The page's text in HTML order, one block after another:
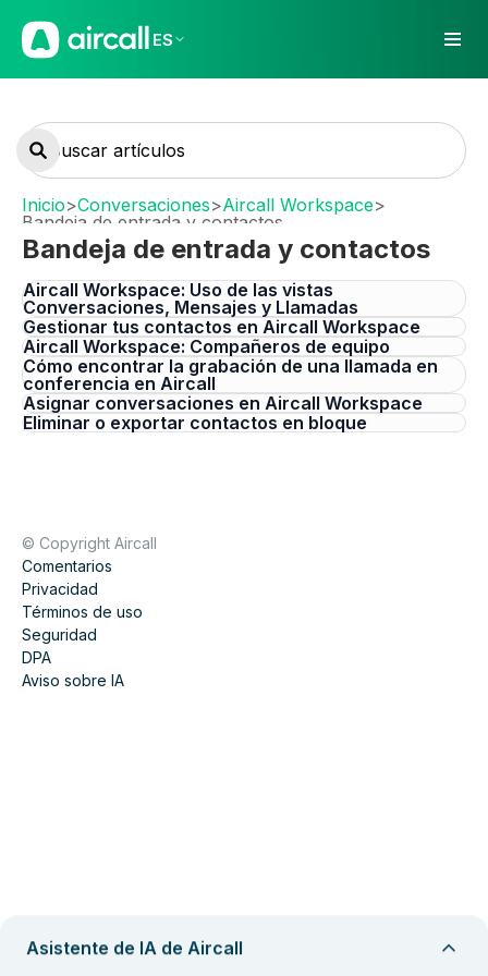
ES
Inicio>Conversaciones>Aircall Workspace>
Bandeja de entrada y contactos
Bandeja de entrada y contactos
Aircall Workspace: Uso de las vistas
Conversaciones, Mensajes y Llamadas
Gestionar tus contactos en Aircall Workspace
Aircall Workspace: Compañeros de equipo
Cómo encontrar la grabación de una llamada en
conferencia en Aircall
Asignar conversaciones en Aircall Workspace
Eliminar o exportar contactos en bloque
© Copyright Aircall
Comentarios
Privacidad
Términos de uso
Seguridad
DPA
Aviso sobre IA
Asistente de IA de Aircall